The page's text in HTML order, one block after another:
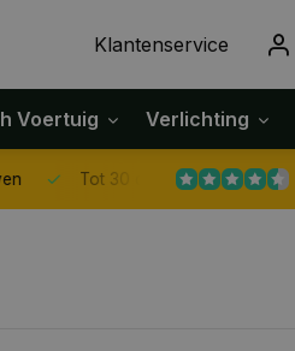
Klantenservice
Voertuig Verlichting
Tot 30 dagen retour sturen.